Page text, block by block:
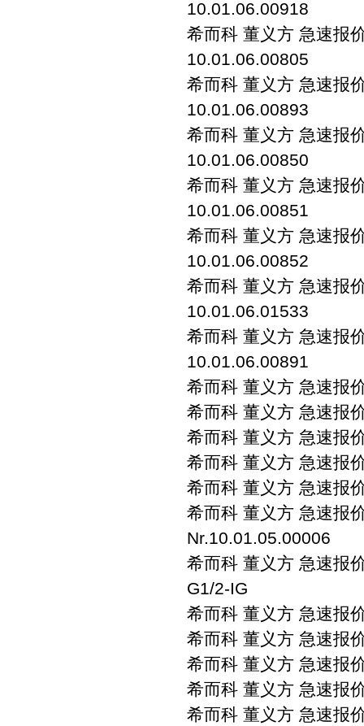
10.01.06.00918
希而科 董义方 急速
10.01.06.00805
希而科 董义方 急速
10.01.06.00893
希而科 董义方 急速
10.01.06.00850
希而科 董义方 急速
10.01.06.00851
希而科 董义方 急速
10.01.06.00852
希而科 董义方 急速
10.01.06.01533
希而科 董义方 急速
10.01.06.00891
希而科 董义方 急速
希而科 董义方 急速
希而科 董义方 急速
希而科 董义方 急速
希而科 董义方 急速
希而科 董义方 急速
Nr.10.01.05.00006
希而科 董义方 急速
G1/2-IG
希而科 董义方 急速
希而科 董义方 急速
希而科 董义方 急速
希而科 董义方 急速
希而科 董义方 急速